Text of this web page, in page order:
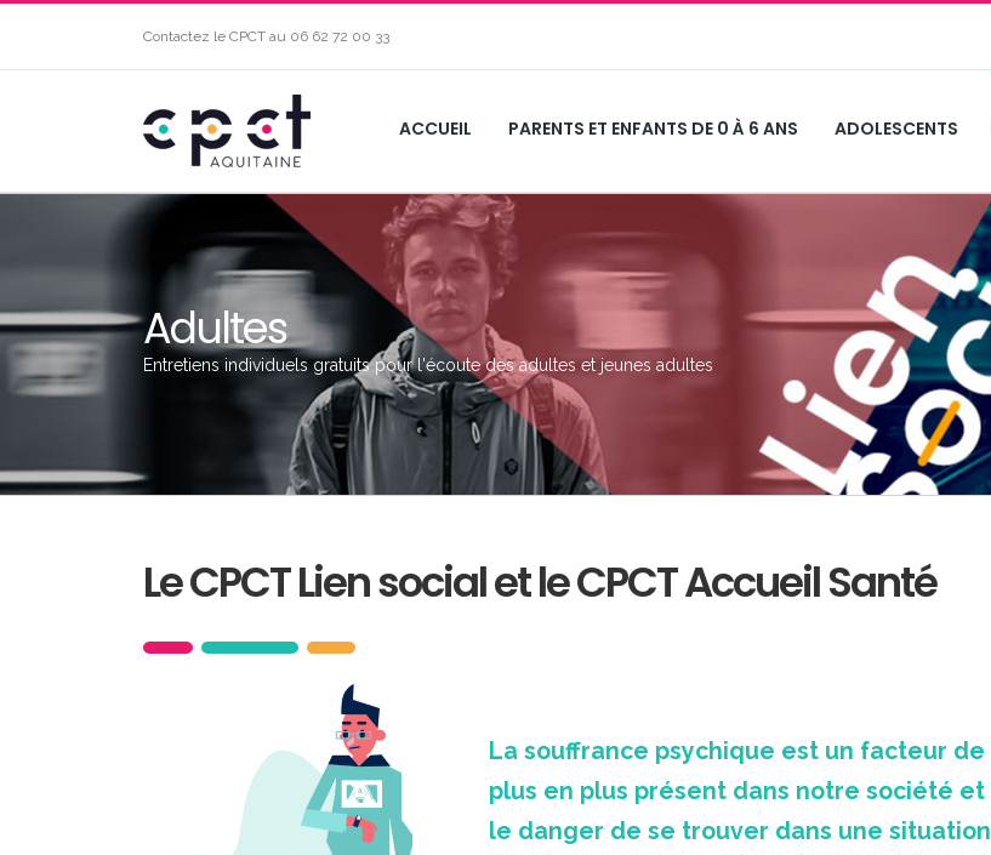
Contactez le CPCT au 06 62 72 00 33
ACCUEIL PARENTS ET ENFANTS DE 0 À 6 ANS ADOLESCENTS
Adultes
Entretiens individuels gratuits pour l'écoute des adultes et jeunes adultes
Le CPCT Lien social et le CPCT Accueil Santé
La souffrance psychique est un facteur de
plus en plus présent dans notre société et
le danger de se trouver dans une situation